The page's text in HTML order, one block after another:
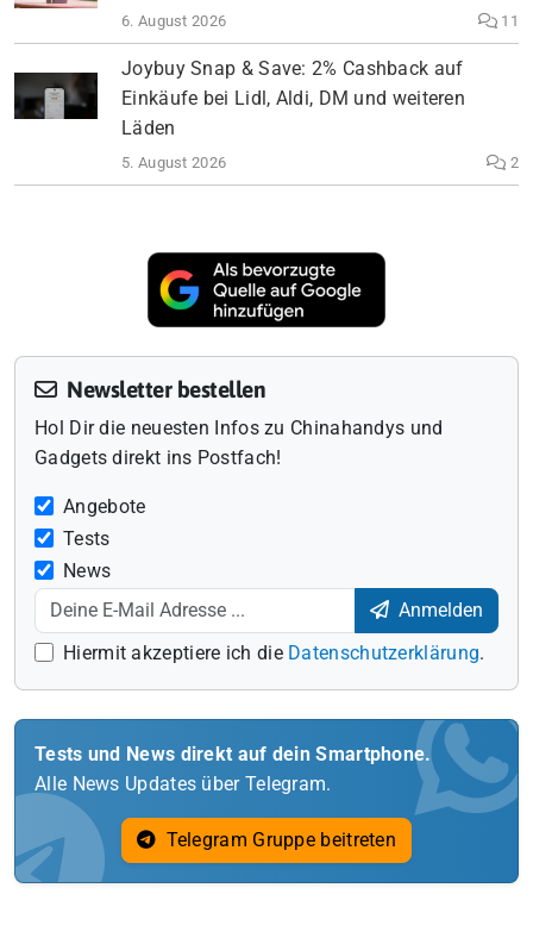
6. August 2026 11
Joybuy Snap & Save: 2% Cashback auf
Einkäufe bei Lidl, Aldi, DM und weiteren
Läden
5. August 2026 2
Newsletter bestellen
Hol Dir die neuesten Infos zu Chinahandys und
Gadgets direkt ins Postfach!
Angebote
Tests
News
Anmelden
Hiermit akzeptiere ich die Datenschutzerklärung.
Tests und News direkt auf dein Smartphone.
Alle News Updates über Telegram.
Telegram Gruppe beitreten